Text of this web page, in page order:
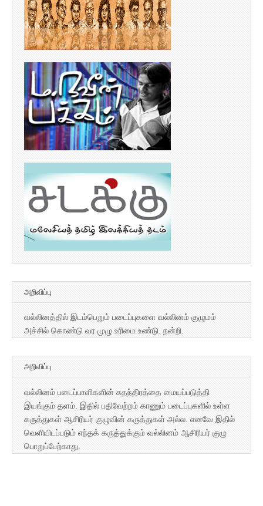
அறிவிப்பு
வல்லினத்தில் இடம்பெறும் படைப்புகளை வல்லினம் குழுமம்
அச்சில் கொண்டு வர முழு உரிமை உண்டு. நன்றி.
அறிவிப்பு
வல்லினம் படைப்பாளிகளின் சுதந்திரத்தை மையப்படுத்தி
இயங்கும் தளம். இதில் பதிவேற்றம் காணும் படைப்புகளில் உள்ள
கருத்துகள் ஆசிரியர் குழுவின் கருத்துகள் அல்ல. எனவே இதில்
வெளியிடப்படும் எந்தக் கருத்துக்கும் வல்லினம் ஆசிரியர் குழு
பொறுப்பேற்காது.